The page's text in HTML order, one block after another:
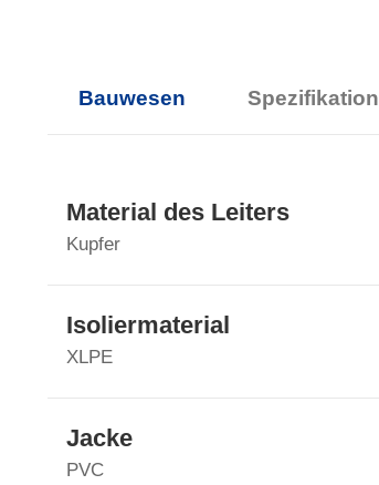
Bauwesen Spezifikation
Material des Leiters
Kupfer
Isoliermaterial
XLPE
Jacke
PVC